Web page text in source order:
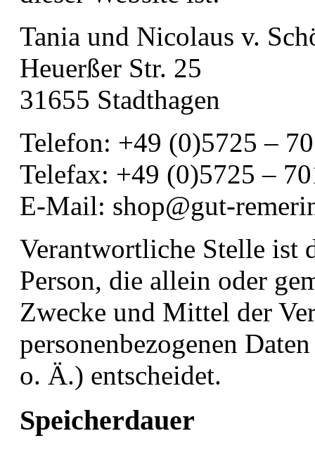
Tania und Nicolaus v.
Heuerßer Str. 25
31655 Stadthagen
Telefon: +49 (0)5725 –
Telefax: +49 (0)5725 –
E-Mail: shop@gut-
Verantwortliche Stelle ist
Person, die allein oder
Zwecke und Mittel der
personenbezogenen
o. Ä.) entscheidet.
Speicherdauer